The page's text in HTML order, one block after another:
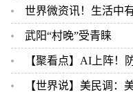
世界微资讯！生活中
武阳“村晚”受青睐
【聚看点】AI上阵！防止未
【世界说】美民调：美国民主状况